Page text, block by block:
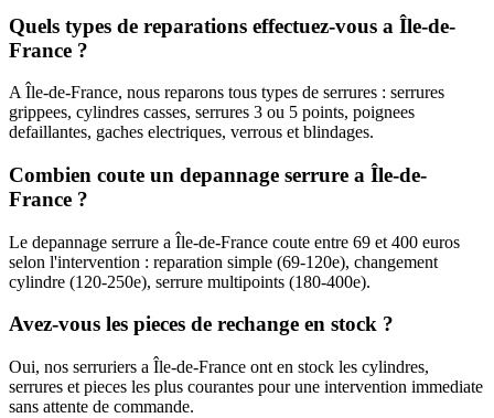
Quels types de reparations effectuez-vous a Île-de-
France ?
A Île-de-France, nous reparons tous types de serrures : serrures
grippees, cylindres casses, serrures 3 ou 5 points, poignees
defaillantes, gaches electriques, verrous et blindages.
Combien coute un depannage serrure a Île-de-
France ?
Le depannage serrure a Île-de-France coute entre 69 et 400 euros
selon l'intervention : reparation simple (69-120e), changement
cylindre (120-250e), serrure multipoints (180-400e).
Avez-vous les pieces de rechange en stock ?
Oui, nos serruriers a Île-de-France ont en stock les cylindres,
serrures et pieces les plus courantes pour une intervention immediate
sans attente de commande.